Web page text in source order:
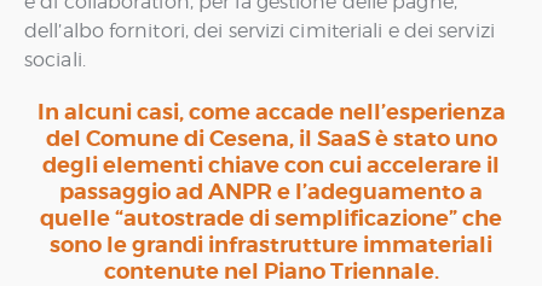
dell’albo fornitori, dei servizi cimiteriali e dei servizi
sociali.
In alcuni casi, come accade nell’esperienza
del Comune di Cesena, il SaaS è stato uno
degli elementi chiave con cui accelerare il
passaggio ad ANPR e l’adeguamento a
quelle “autostrade di semplificazione” che
sono le grandi infrastrutture immateriali
contenute nel Piano Triennale.